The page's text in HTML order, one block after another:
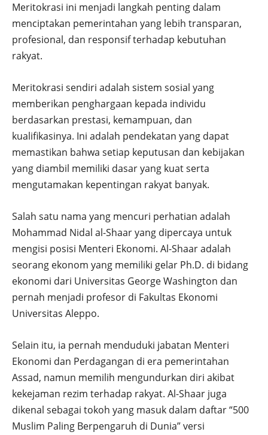
Meritokrasi ini menjadi langkah penting dalam
menciptakan pemerintahan yang lebih transparan,
profesional, dan responsif terhadap kebutuhan
rakyat.
Meritokrasi sendiri adalah sistem sosial yang
memberikan penghargaan kepada individu
berdasarkan prestasi, kemampuan, dan
kualifikasinya. Ini adalah pendekatan yang dapat
memastikan bahwa setiap keputusan dan kebijakan
yang diambil memiliki dasar yang kuat serta
mengutamakan kepentingan rakyat banyak.
Salah satu nama yang mencuri perhatian adalah
Mohammad Nidal al-Shaar yang dipercaya untuk
mengisi posisi Menteri Ekonomi. Al-Shaar adalah
seorang ekonom yang memiliki gelar Ph.D. di bidang
ekonomi dari Universitas George Washington dan
pernah menjadi profesor di Fakultas Ekonomi
Universitas Aleppo.
Selain itu, ia pernah menduduki jabatan Menteri
Ekonomi dan Perdagangan di era pemerintahan
Assad, namun memilih mengundurkan diri akibat
kekejaman rezim terhadap rakyat. Al-Shaar juga
dikenal sebagai tokoh yang masuk dalam daftar “500
Muslim Paling Berpengaruh di Dunia” versi